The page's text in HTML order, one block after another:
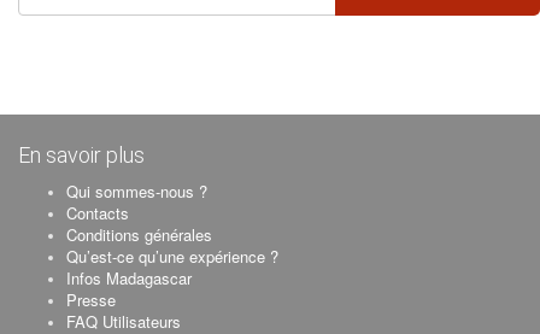
En savoir plus
Qui sommes-nous ?
Contacts
Conditions générales
Qu’est-ce qu’une expérience ?
Infos Madagascar
Presse
FAQ Utilisateurs